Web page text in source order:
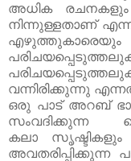
അധിക രചനകളും
നിന്നുള്ളതാണ്
വന്നിരിക്കുന്നു
ഒരു പാട് അറബ്
സംവദിക്കുന്ന
കലാ